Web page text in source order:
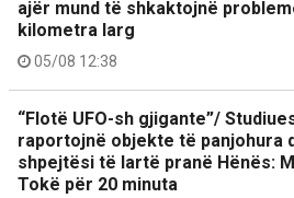
ajër mund të shkaktojnë
kilometra larg
05/08 12:38
“Flotë UFO-sh gjigante”/
raportojnë objekte të panjohura
shpejtësi të lartë pranë Hënës:
Tokë për 20 minuta